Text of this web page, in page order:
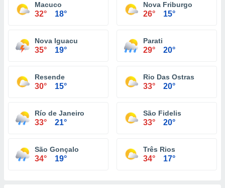
Macuco
32° 18°
Nova Friburgo
26° 15°
Nova Iguacu
35° 19°
Parati
29° 20°
Resende
30° 15°
Rio Das Ostras
33° 20°
Río de Janeiro
33° 21°
São Fidelis
33° 20°
São Gonçalo
34° 19°
Três Rios
34° 17°